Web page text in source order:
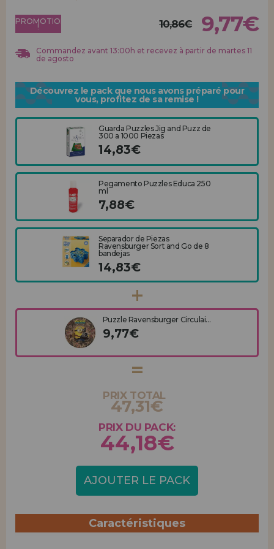
ENREGISTREMENT DISTRIBUTEUR
PROMOTION
! 10,86€ 9,77€
Commandez avant 13:00h et recevez à partir de martes 11
de agosto
Découvrez le pack que nous avons préparé pour
vous, profitez de sa remise !
Guarda Puzzles Jig and Puzz de
300 a 1000 Piezas
14,83€
Pegamento Puzzles Educa 250
ml
7,88€
Separador de Piezas
Ravensburger Sort and Go de 8
bandejas
14,83€
Puzzle Ravensburger Circulai...
9,77€
PRIX TOTAL
47,31€
PRIX DU PACK:
44,18€
AJOUTER LE PACK
Caractéristiques